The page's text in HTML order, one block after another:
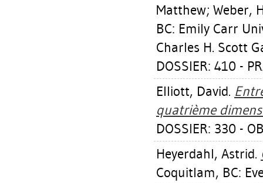
Matthew; Weber,
BC: Emily Carr
Charles H. Scott
DOSSIER: 410 -
Elliott, David.
quatrième
DOSSIER: 330 -
Heyerdahl, Astrid.
Coquitlam, BC: